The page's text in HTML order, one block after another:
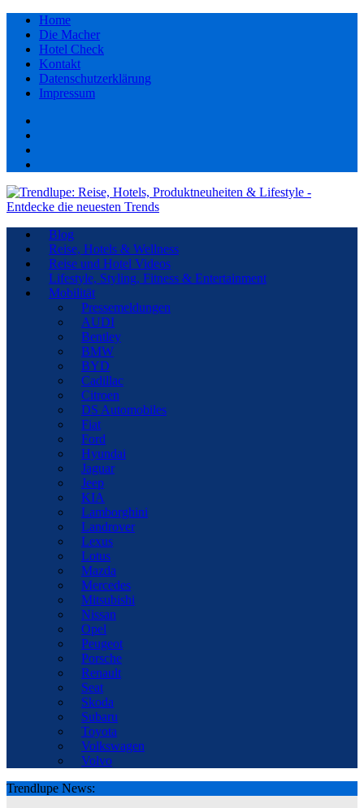
Home
Die Macher
Hotel Check
Kontakt
Datenschutzerklärung
Impressum
Blog
Reise, Hotels & Wellness
Reise und Hotel Videos
Lifestyle, Styling, Fitness & Entertainment
Mobilität
Pressemeldungen
AUDI
Bentley
BMW
BYD
Cadillac
Citroen
DS Automobiles
Fiat
Ford
Hyundai
Jaguar
Jeep
KIA
Lamborghini
Landrover
Lexus
Lotus
Mazda
Mercedes
Mitsubishi
Nissan
Opel
Peugeot
Porsche
Renault
Seat
Skoda
Subaru
Toyota
Volkswagen
Volvo
Trendlupe News: